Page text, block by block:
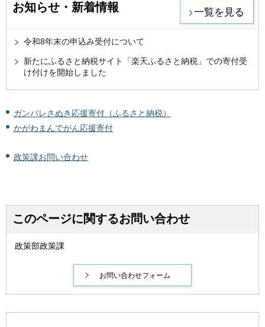
お知らせ・新着情報 一覧を見る
令和8年末の申込み受付について
新たにふるさと納税サイト「楽天ふるさと納税」での寄付受
け付けを開始しました
ガンバレさぬき応援寄付（ふるさと納税）
かがわまんでがん応援寄付
政策課お問い合わせ
このページに関するお問い合わせ
政策部政策課